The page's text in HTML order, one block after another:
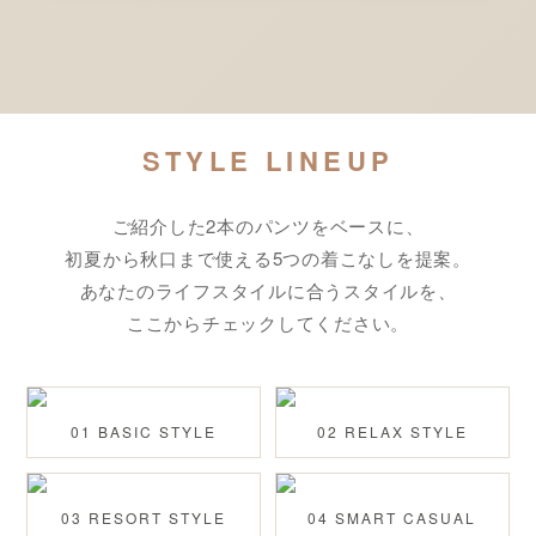
STYLE LINEUP
ご紹介した2本のパンツをベースに、
初夏から秋口まで使える5つの着こなしを提案。
あなたのライフスタイルに合うスタイルを、
ここからチェックしてください。
01 BASIC STYLE 02 RELAX STYLE
03 RESORT STYLE 04 SMART CASUAL